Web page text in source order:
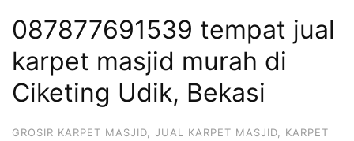
087877691539 tempat jual
karpet masjid murah di
Ciketing Udik, Bekasi
GROSIR KARPET MASJID JUAL KARPET MASJID
KARPET